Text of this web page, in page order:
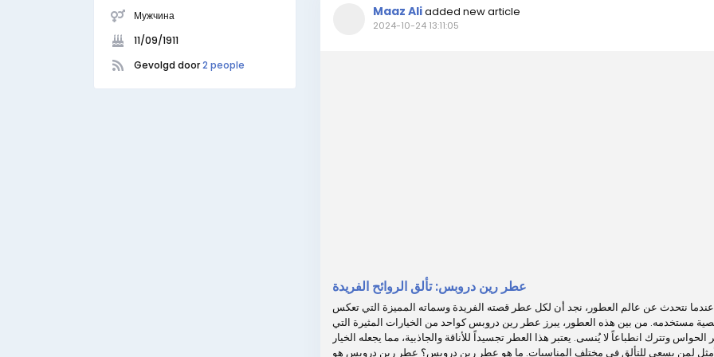
Мужчина
11/09/1911
Gevolgd door2 people
Maaz Aliadded new article
2024-10-24 13:11:05
عطر رين دروبس: تألق الروائح الفريدة
عندما نتحدث عن عالم العطور، نجد أن لكل عطر قصته الفريدة وسماته المميزة التي تعكس
مستخدمه. من بين هذه العطور، يبرز عطر رين دروبس كواحد من الخيارات المثيرة التي
الحواس وتترك انطباعاً لا يُنسى. يعتبر هذا العطر تجسيداً للأناقة والجاذبية، مما يجعله الخيار
لمن يسعى للتألق في مختلف المناسبات. ما هو عطر رين دروبس؟ عطر رين دروبس هو